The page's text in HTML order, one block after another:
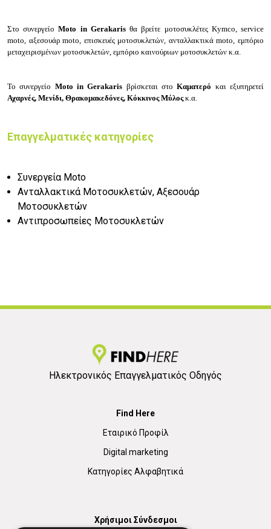
Στο συνεργείοMoto in Gerakarisθα βρείτε μοτοσυκλέτεςKymco, service
moto, αξεσουάρ moto, επισκευές μοτοσυκλετών, ανταλλακτικά moto, εμπόριο
μεταχειρισμένων μοτοσυκλετών, εμπόριο καινούριων μοτοσυκλετών κ.α.
Το συνεργείο Moto in Gerakaris βρίσκεται στοΚαματερό και εξυπηρετεί
Αχαρνές, Μενίδι, Θρακομακεδόνες, Κόκκινος Μύλοςκ.α.
Επαγγελματικές κατηγορίες
Συνεργεία Moto
Ανταλλακτικά Μοτοσυκλετών, Αξεσουάρ
Μοτοσυκλετών
Αντιπροσωπείες Μοτοσυκλετών
Ηλεκτρονικός Επαγγελματικός Οδηγός
Find Here
Εταιρικό Προφίλ
Digital marketing
Κατηγορίες Αλφαβητικά
Χρήσιμοι Σύνδεσμοι